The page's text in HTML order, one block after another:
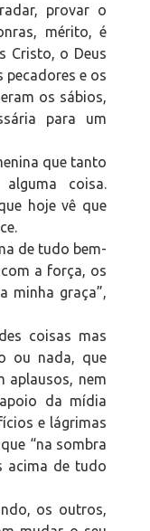
provar o
mérito, é
Cristo, o Deus
e os
os sábios,
para um
que tanto
coisa.
hoje vê que
de tudo bem-
a força, os
minha graça”,
coisas mas
ou nada, que
aplausos, nem
da mídia
e lágrimas
“na sombra
acima de tudo
os outros,